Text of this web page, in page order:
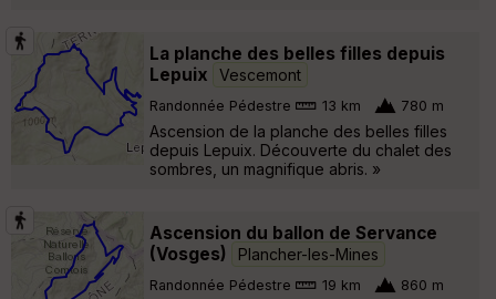
La planche des belles filles depuis
Lepuix
Vescemont
Randonnée Pédestre 13 km 780 m
Ascension de la planche des belles filles
depuis Lepuix. Découverte du chalet des
sombres, un magnifique abris. »
Ascension du ballon de Servance
(Vosges)
Plancher-les-Mines
Randonnée Pédestre 19 km 860 m